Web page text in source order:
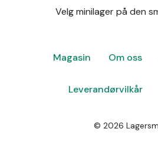
Velg minilager på den
Magasin Om oss
Leverandørvilkår
© 2026